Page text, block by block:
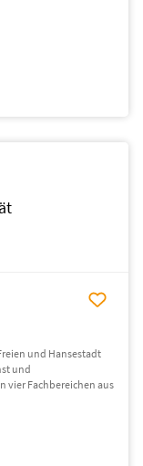
und Hansestadt
und
vier Fachbereichen aus